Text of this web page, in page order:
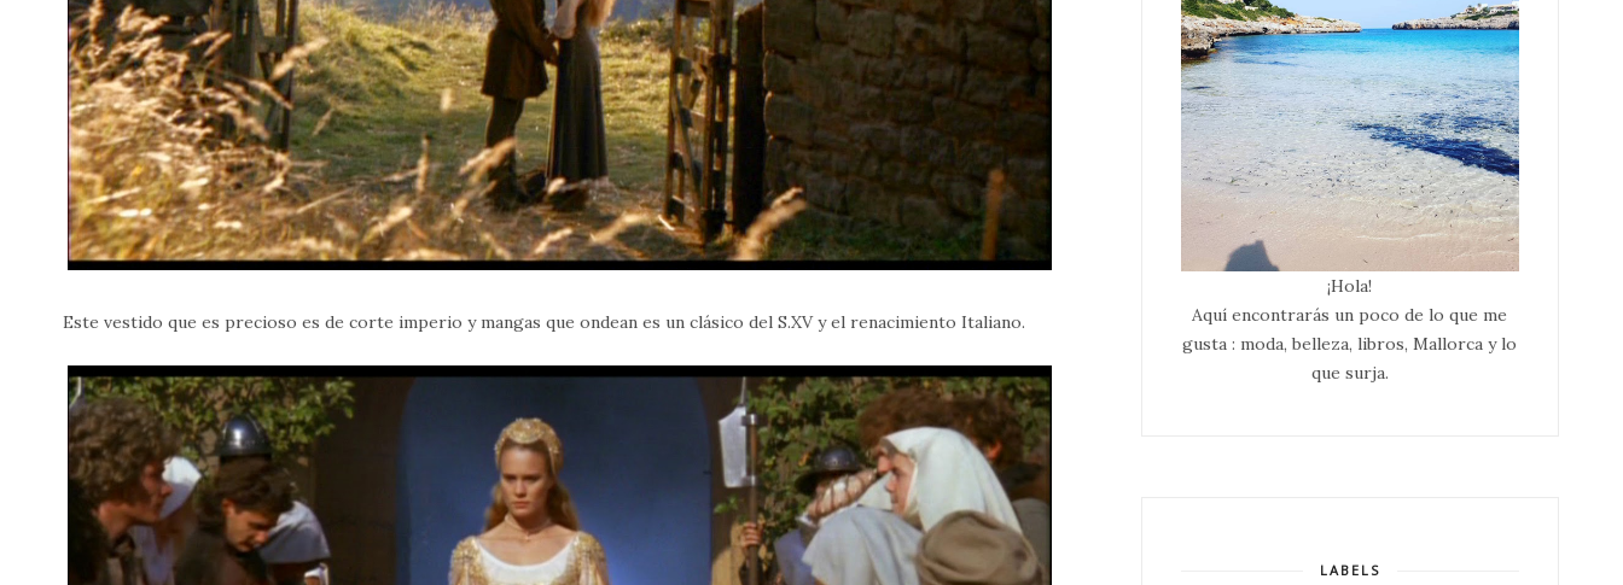
Este vestido que es precioso es de corte imperio y mangas que ondean es un clásico del S.XV y el renacimiento Italiano.
¡Hola!
Aquí encontrarás un poco de lo que me
gusta : moda, belleza, libros, Mallorca y lo
que surja.
LABELS